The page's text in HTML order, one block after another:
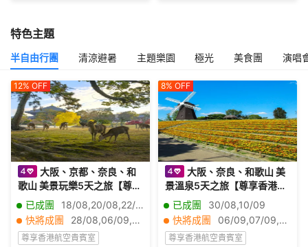
特色主題
半自由行團 清涼避暑 主題樂園 極光 美食團 演唱
12% OFF
大阪、京都、奈良、和
歌山 美景玩樂5天之旅【尊享
香港航空貴賓室】「世界文
化遺產」金閣寺、八坂神
社、祇園花見小路、「日本
百大名城」和歌山城、紅葉
已成團
18/08,20/08,22/08,24/08,25/08,26/08,27/08,29/08,31/08,01/09,02/09,03/09,04/09,05/09,07/09,08/09,09/09,11/09,12/09,13/09
快將成團
28/08,06/09,21/09,27/09,29/09,05/10,11/10,16/10,18/10,01/11,02/11,03/11,04/11,05/11,06/11,07/11,08/11,09/11,10/11,11/11
尊享香港航空貴賓室
8% OFF
大阪、奈良、和歌山 美
景溫泉5天之旅【尊享香港航
空貴賓室】「賞花勝地」花
博記念公園鶴見綠地~風車之
丘、「世界文化遺產」興福
寺~中金堂、保證入住1晚
已成團
30/08,10/09
快將成團
06/09,07/09,22/09,29/09
尊享香港航空貴賓室